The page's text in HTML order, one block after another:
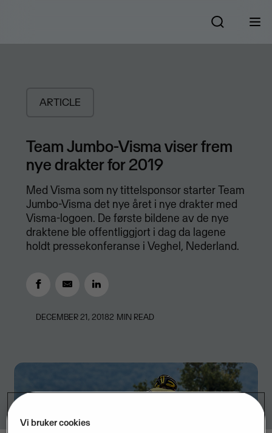
ARTICLE
​Team Jumbo-Visma viser frem
nye drakter for 2019
​Med Visma som ny tittelsponsor starter Team
Jumbo-Visma det nye året i nye drakter med
Visma-logoen. De første bildene av de nye
draktene ble offentliggjort i dag da lagene
holdt pressekonferanse i Veghel, Nederland.
DECEMBER 21, 20182 MIN READ
Vi bruker cookies